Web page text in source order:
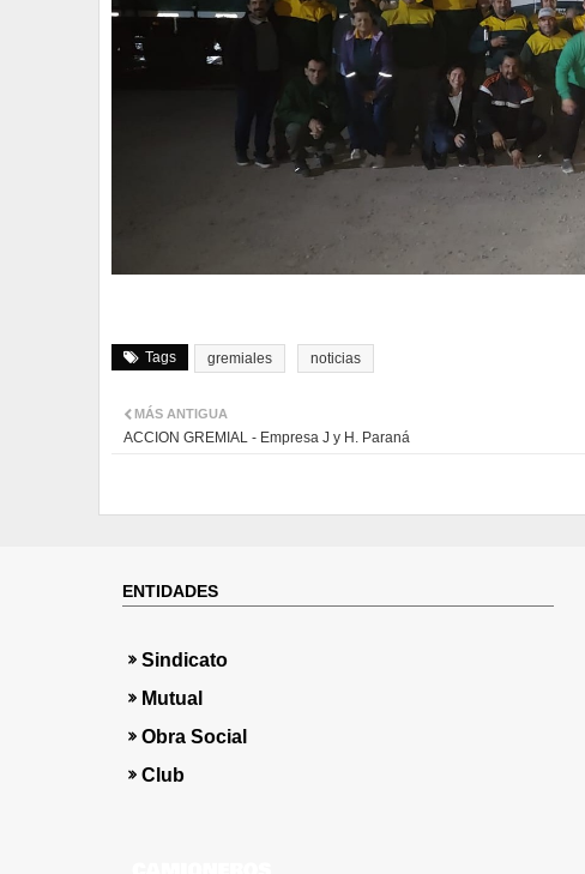
Tags gremiales noticias
MÁS ANTIGUA
ACCION GREMIAL - Empresa J y H. Paraná
ENTIDADES
Sindicato
Mutual
Obra Social
Club